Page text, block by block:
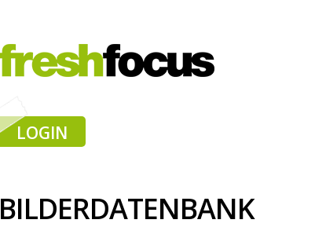
LOGIN
BILDERDATENBANK